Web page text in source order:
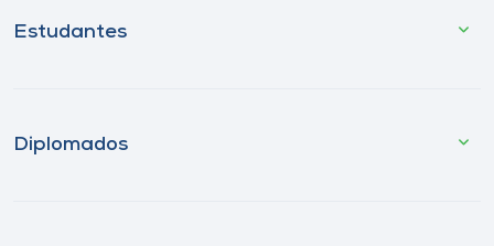
Estudantes
Diplomados